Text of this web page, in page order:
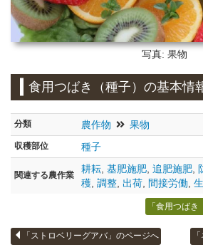
写真: 果物
食用つばき（種子）の基本情
分類 農作物 果物
収穫部位 種子
関連する農作業
耕耘 基肥施肥 追肥施肥
穫 調整 出荷 間接労働
「食用つば
「ストロベリーグアバ」のページへ